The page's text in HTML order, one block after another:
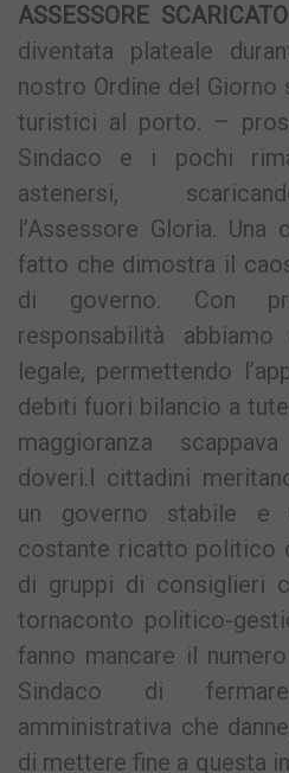
ASSESSORE SCARICATO
diventata plateale
nostro Ordine del Giorno
turistici al porto. –
Sindaco e i pochi
astenersi,
l’Assessore Gloria.
fatto che dimostra il
di governo. Con
responsabilità
legale, permettendo
debiti fuori bilancio a
maggioranza
doveri.I cittadini
un governo stabile e
costante ricatto politico
di gruppi di consiglieri
tornaconto politico-
fanno mancare il
Sindaco di
amministrativa che
di mettere fine a questa